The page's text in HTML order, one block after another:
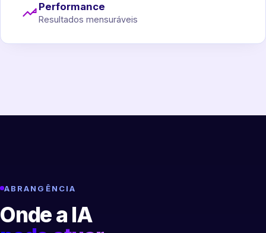
Performance
Resultados mensuráveis
ABRANGÊNCIA
Onde a IA